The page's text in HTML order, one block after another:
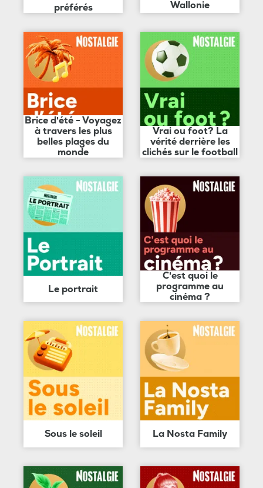
préférés
Wallonie
Brice d'été - Voyagez
à travers les plus
belles plages du
monde
Vrai ou foot? La
vérité derrière les
clichés sur le football
Le portrait
C'est quoi le
programme au
cinéma ?
Sous le soleil La Nosta Family